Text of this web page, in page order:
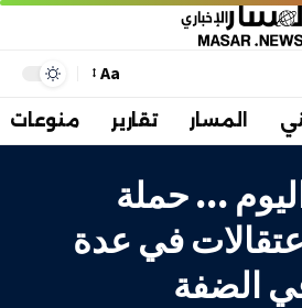
Aa
المسار تقارير منوعات
… حملة
في عدة
الضفة